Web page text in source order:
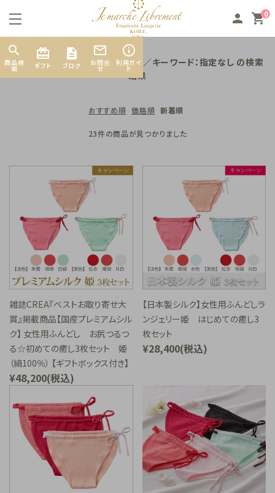
person 0
shopping_cart
search
商品検
索
card_giftcard
ギフト ブログ
mail_outline
お問合
せ
info_outline
利用ガイ
ド
search
カテゴリーから探す
お悩み別から探す
INFORMATION
ご利用ガイド
プライバシーポリシー
特定商取引法について
お問い合わせ
カテゴリー：ふんどしランジェリー／キーワード：指定なし の検索
結果
おすすめ順 価格順 新着順
23件の商品が見つかりました
雑誌CREA『ベストお取り寄せ大
賞』掲載商品【国産プレミアムシル
ク】 女性用ふんどし お尻つるつ
る☆初めての癒し3枚セット 姫
（絹100％） 【ギフトボックス付き】
¥48,200(税込)
【日本製シルク】女性用ふんどしラ
ンジェリー姫 はじめての癒し3
枚セット
¥28,400(税込)